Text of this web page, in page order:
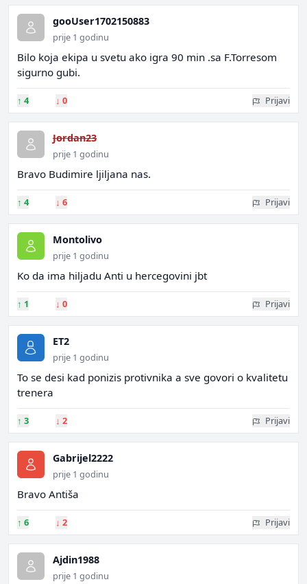
gooUser1702150883
prije 1 godinu
Bilo koja ekipa u svetu ako igra 90 min .sa F.Torresom
sigurno gubi.
↑ 4 ↓ 0 Prijavi
Jordan23
prije 1 godinu
Bravo Budimire ljiljana nas.
↑ 4 ↓ 6 Prijavi
Montolivo
prije 1 godinu
Ko da ima hiljadu Anti u hercegovini jbt
↑ 1 ↓ 0 Prijavi
ET2
prije 1 godinu
To se desi kad ponizis protivnika a sve govori o kvalitetu
trenera
↑ 3 ↓ 2 Prijavi
Gabrijel2222
prije 1 godinu
Bravo Antiša
↑ 6 ↓ 2 Prijavi
Ajdin1988
prije 1 godinu